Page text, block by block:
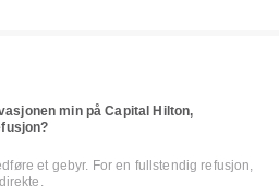
min på Capital Hilton,
et gebyr. For en fullstendig refusjon,